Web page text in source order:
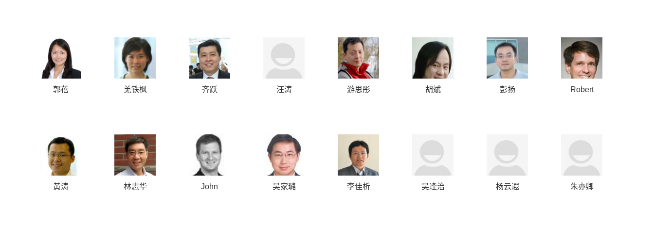
郭蓓 羌铁枫 齐跃 汪涛 游思彤 胡斌 彭扬 Robert
黄涛 林志华 John 吴家璐 李佳析 吴逢治 杨云遐 朱亦卿